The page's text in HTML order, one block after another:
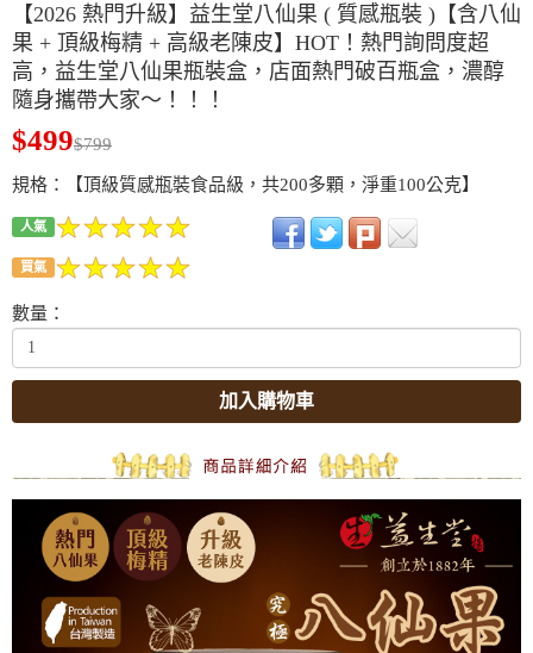
【2026 熱門升級】益生堂八仙果 ( 質感瓶裝 )【含八仙
果 + 頂級梅精 + 高級老陳皮】HOT！熱門詢問度超
高，益生堂八仙果瓶裝盒，店面熱門破百瓶盒，濃醇
隨身攜帶大家～！！！
$499$799
規格：【頂級質感瓶裝食品級，共200多顆，淨重100公克】
人氣
買氣
數量：
加入購物車